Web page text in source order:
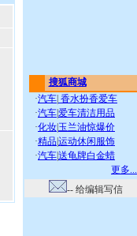
搜狐商城
·汽车 香水扮香爱车
·汽车爱车清洁用品
·化妆 玉兰油惊爆价
·精品运动休闲服饰
·汽车送龟牌白金蜡
更多...
-- 给编辑写信